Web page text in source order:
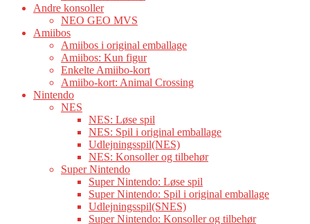
Andre konsoller
NEO GEO MVS
Amiibos
Amiibos i original emballage
Amiibos: Kun figur
Enkelte Amiibo-kort
Amiibo-kort: Animal Crossing
Nintendo
NES
NES: Løse spil
NES: Spil i original emballage
Udlejningsspil(NES)
NES: Konsoller og tilbehør
Super Nintendo
Super Nintendo: Løse spil
Super Nintendo: Spil i original emballage
Udlejningsspil(SNES)
Super Nintendo: Konsoller og tilbehør